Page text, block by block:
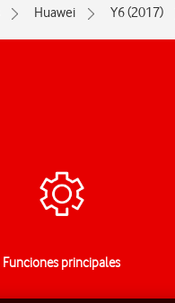
Huawei Y6 (2017)
Funciones principales